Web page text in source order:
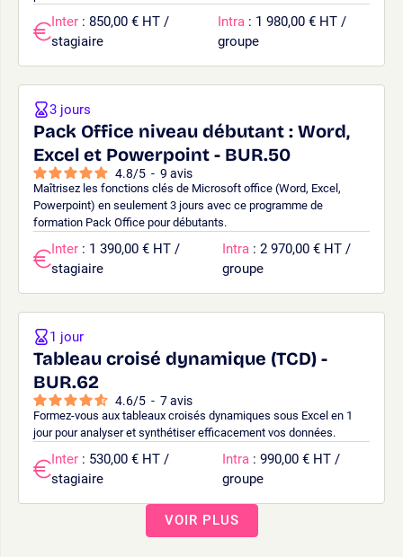
Inter : 850,00 € HT /
stagiaire
Intra : 1 980,00 € HT /
groupe
Pack Office niveau débutant : Word,
Excel et Powerpoint - BUR.50
4.8/5 - 9 avis
Maîtrisez les fonctions clés de Microsoft office (Word, Excel,
Powerpoint) en seulement 3 jours avec ce programme de
formation Pack Office pour débutants.
3 jours
Inter : 1 390,00 € HT /
stagiaire
Intra : 2 970,00 € HT /
groupe
Tableau croisé dynamique (TCD) -
BUR.62
4.6/5 - 7avis
Formez-vous aux tableaux croisés dynamiques sous Excel en 1
jour pour analyser et synthétiser efficacement vos données.
1 jour
Inter : 530,00 € HT /
stagiaire
Intra : 990,00 € HT /
groupe
VOIR PLUS